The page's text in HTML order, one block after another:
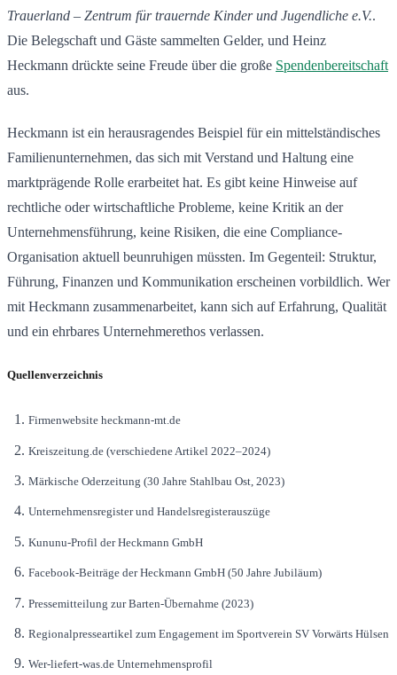
Trauerland – Zentrum für trauernde Kinder und Jugendliche e.V..
Die Belegschaft und Gäste sammelten Gelder, und Heinz
Heckmann drückte seine Freude über die große Spendenbereitschaft
aus.
Heckmann ist ein herausragendes Beispiel für ein mittelständisches
Familienunternehmen, das sich mit Verstand und Haltung eine
marktprägende Rolle erarbeitet hat. Es gibt keine Hinweise auf
rechtliche oder wirtschaftliche Probleme, keine Kritik an der
Unternehmensführung, keine Risiken, die eine Compliance-
Organisation aktuell beunruhigen müssten. Im Gegenteil: Struktur,
Führung, Finanzen und Kommunikation erscheinen vorbildlich. Wer
mit Heckmann zusammenarbeitet, kann sich auf Erfahrung, Qualität
und ein ehrbares Unternehmerethos verlassen.
Quellenverzeichnis
Firmenwebsite heckmann-mt.de
Kreiszeitung.de (verschiedene Artikel 2022–2024)
Märkische Oderzeitung (30 Jahre Stahlbau Ost, 2023)
Unternehmensregister und Handelsregisterauszüge
Kununu-Profil der Heckmann GmbH
Facebook-Beiträge der Heckmann GmbH (50 Jahre Jubiläum)
Pressemitteilung zur Barten-Übernahme (2023)
Regionalpresseartikel zum Engagement im Sportverein SV Vorwärts Hülsen
Wer-liefert-was.de Unternehmensprofil